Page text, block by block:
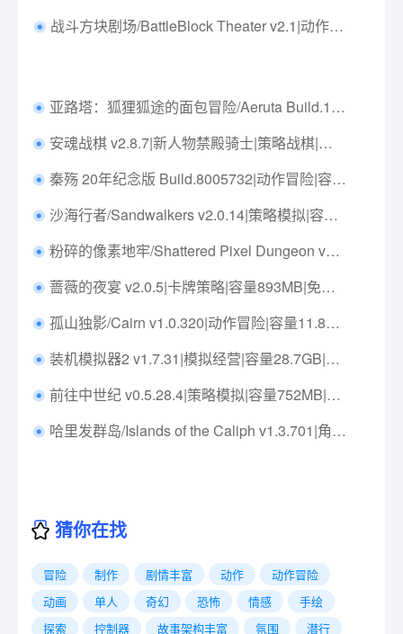
战斗方块剧场/BattleBlock Theater v2.1|动作冒险|容量2.3GB|免安装绿色中文版|支持键盘.鼠标.手柄
亚路塔：狐狸狐途的面包冒险/Aeruta Build.17705162|动作冒险|容量1GB|免安装绿色中文版|支持键盘.鼠标.手柄
安魂战棋 v2.8.7|新人物禁殿骑士|策略战棋|容量758MB|免安装绿色中文版|支持键盘.鼠标
秦殇 20年纪念版 Build.8005732|动作冒险|容量2GB|免安装绿色中文版|支持键盘.鼠标
沙海行者/Sandwalkers v2.0.14|策略模拟|容量2.4GB|免安装绿色中文版|支持键盘.鼠标.手柄
粉碎的像素地牢/Shattered Pixel Dungeon v2.4.2g|角色扮演|容量161MB|免安装绿色中文版|支持键盘.鼠标
蔷薇的夜宴 v2.0.5|卡牌策略|容量893MB|免安装绿色中文版|支持键盘.鼠标
孤山独影/Cairn v1.0.320|动作冒险|容量11.8GB|免安装绿色中文版|支持键盘.鼠标.手柄
装机模拟器2 v1.7.31|模拟经营|容量28.7GB|免安装绿色中文版|支持键盘.鼠标.手柄
前往中世纪 v0.5.28.4|策略模拟|容量752MB|免安装绿色中文版|支持键盘.鼠标
哈里发群岛/Islands of the Caliph v1.3.701|角色扮演|容量147MB|免安装绿色中文版|支持键盘.鼠标
猜你在找
冒险 制作 剧情丰富 动作
动作冒险
动画
单人 奇幻 恐怖 情感
手绘
探索
控制器 故事架构丰富 氛围
潜行